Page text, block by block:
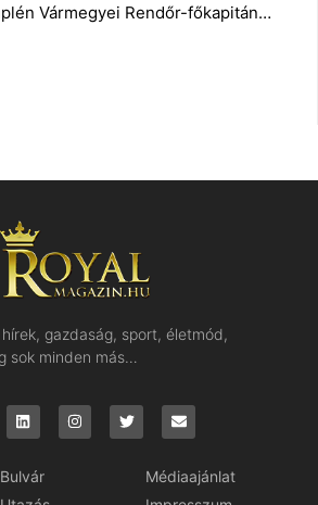
Vármegyei Rendőr-főkapitán…
gazdaság, sport, életmód,
sok minden más…
Bulvár
Médiaajánlat